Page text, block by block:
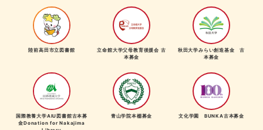
陸前高田市立図書館
立命館大学父母教育後援会 古
本募金
秋田大学みらい創造基金 古
本募金
国際教養大学AIU図書館古本募
金Donation for Nakajima
青山学院本棚募金 文化学園 BUNKA古本募金